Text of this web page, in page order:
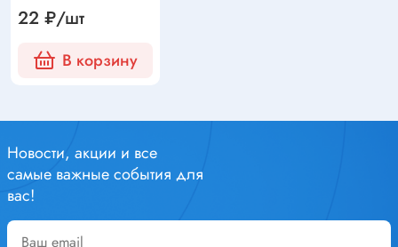
22 ₽/шт
В корзину
Новости, акции и все
самые важные события для
вас!